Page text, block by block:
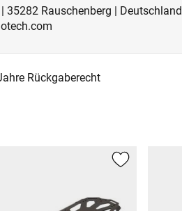
35282 Rauschenberg | Deutschland |
Rückgaberecht